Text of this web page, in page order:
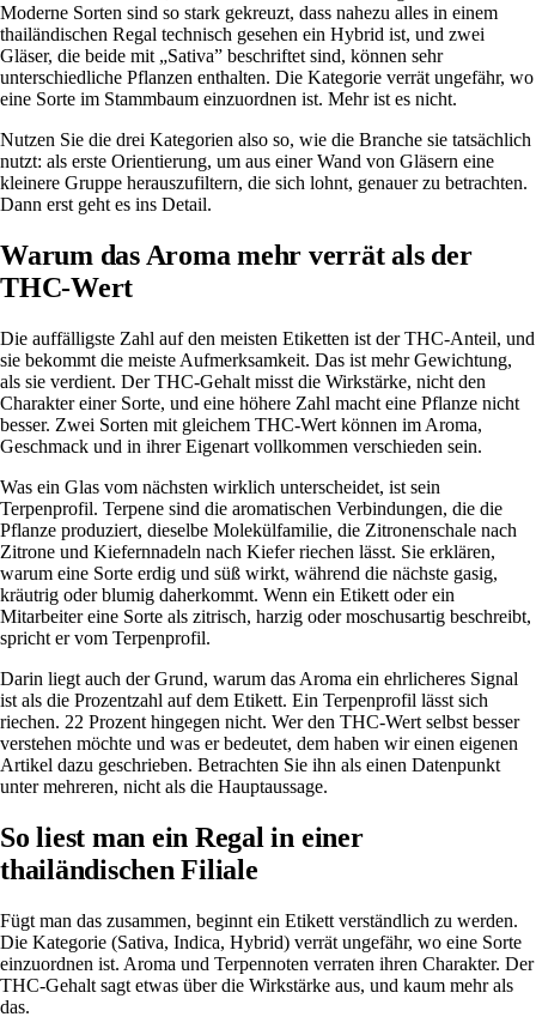
Moderne Sorten sind so stark gekreuzt, dass nahezu alles in einem
thailändischen Regal technisch gesehen ein Hybrid ist, und zwei
Gläser, die beide mit „Sativa” beschriftet sind, können sehr
unterschiedliche Pflanzen enthalten. Die Kategorie verrät ungefähr, wo
eine Sorte im Stammbaum einzuordnen ist. Mehr ist es nicht.
Nutzen Sie die drei Kategorien also so, wie die Branche sie tatsächlich
nutzt: als erste Orientierung, um aus einer Wand von Gläsern eine
kleinere Gruppe herauszufiltern, die sich lohnt, genauer zu betrachten.
Dann erst geht es ins Detail.
Warum das Aroma mehr verrät als der
THC-Wert
Die auffälligste Zahl auf den meisten Etiketten ist der THC-Anteil, und
sie bekommt die meiste Aufmerksamkeit. Das ist mehr Gewichtung,
als sie verdient. Der THC-Gehalt misst die Wirkstärke, nicht den
Charakter einer Sorte, und eine höhere Zahl macht eine Pflanze nicht
besser. Zwei Sorten mit gleichem THC-Wert können im Aroma,
Geschmack und in ihrer Eigenart vollkommen verschieden sein.
Was ein Glas vom nächsten wirklich unterscheidet, ist sein
Terpenprofil. Terpene sind die aromatischen Verbindungen, die die
Pflanze produziert, dieselbe Molekülfamilie, die Zitronenschale nach
Zitrone und Kiefernnadeln nach Kiefer riechen lässt. Sie erklären,
warum eine Sorte erdig und süß wirkt, während die nächste gasig,
kräutrig oder blumig daherkommt. Wenn ein Etikett oder ein
Mitarbeiter eine Sorte als zitrisch, harzig oder moschusartig beschreibt,
spricht er vom Terpenprofil.
Darin liegt auch der Grund, warum das Aroma ein ehrlicheres Signal
ist als die Prozentzahl auf dem Etikett. Ein Terpenprofil lässt sich
riechen. 22 Prozent hingegen nicht. Wer den THC-Wert selbst besser
verstehen möchte und was er bedeutet, dem haben wir einen eigenen
Artikel dazu geschrieben. Betrachten Sie ihn als einen Datenpunkt
unter mehreren, nicht als die Hauptaussage.
So liest man ein Regal in einer
thailändischen Filiale
Fügt man das zusammen, beginnt ein Etikett verständlich zu werden.
Die Kategorie (Sativa, Indica, Hybrid) verrät ungefähr, wo eine Sorte
einzuordnen ist. Aroma und Terpennoten verraten ihren Charakter. Der
THC-Gehalt sagt etwas über die Wirkstärke aus, und kaum mehr als
das.